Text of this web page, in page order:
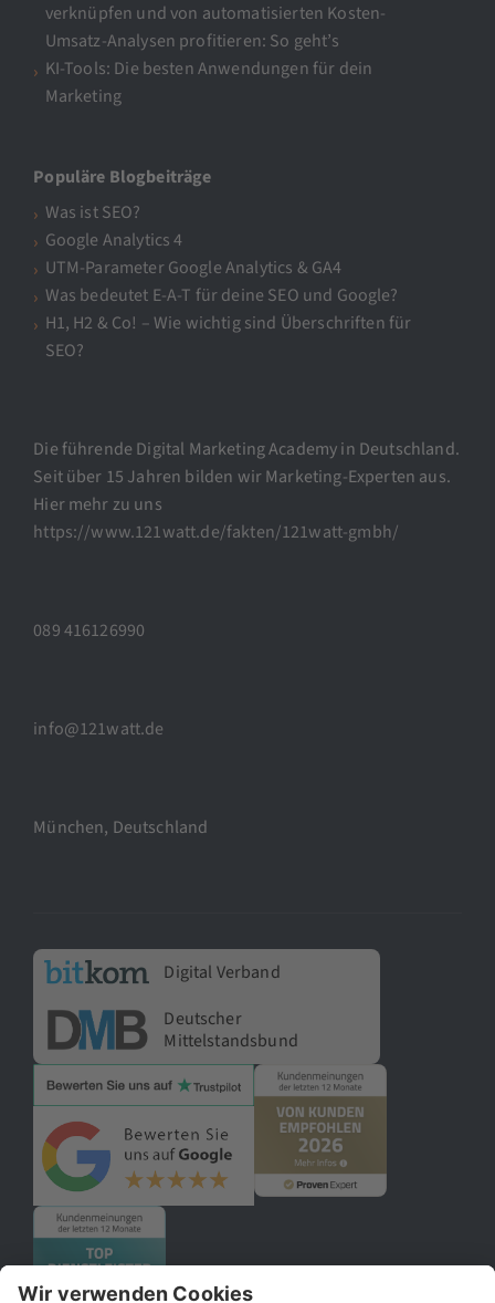
verknüpfen und von automatisierten Kosten-
Umsatz-Analysen profitieren: So geht’s
KI-Tools: Die besten Anwendungen für dein
Marketing
Populäre Blogbeiträge
Was ist SEO?
Google Analytics 4
UTM-Parameter Google Analytics & GA4
Was bedeutet E-A-T für deine SEO und Google?
H1, H2 & Co! – Wie wichtig sind Überschriften für
SEO?
Die führende Digital Marketing Academy in Deutschland.
Seit über 15 Jahren bilden wir Marketing-Experten aus.
Hier mehr zu uns
https://www.121watt.de/fakten/121watt-gmbh/
089 416126990
info@121watt.de
München, Deutschland
Digital Verband
Deutscher
Mittelstandsbund